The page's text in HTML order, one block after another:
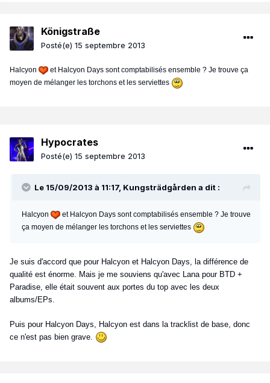
Königstraße
Posté(e) 15 septembre 2013
Halcyon
et Halcyon Days sont comptabilisés ensemble ? Je trouve ça
moyen de mélanger les torchons et les serviettes
Hypocrates
Posté(e) 15 septembre 2013
Le 15/09/2013 à 11:17, Kungsträdgården a dit :
Halcyon
et Halcyon Days sont comptabilisés ensemble ? Je trouve
ça moyen de mélanger les torchons et les serviettes
Je suis d'accord que pour Halcyon et Halcyon Days, la différence de
qualité est énorme. Mais je me souviens qu'avec Lana pour BTD +
Paradise, elle était souvent aux portes du top avec les deux
albums/EPs.
Puis pour Halcyon Days, Halcyon est dans la tracklist de base, donc
ce n'est pas bien grave.